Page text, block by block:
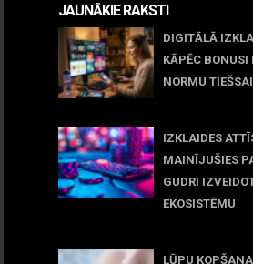
JAUNĀKIE RAKSTI
DIGITĀLĀ
KĀPĒC BONUSI
NORMU
IZKLAIDES
MAINĪJUŠIES
GUDRI
EKOSISTĒMU
LŪPU